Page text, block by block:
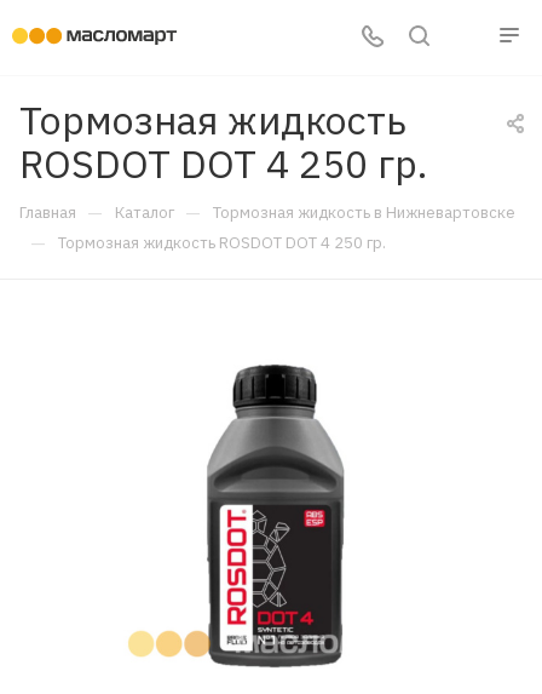
Тормозная жидкость
ROSDОТ DOT 4 250 гр.
Главная — Каталог — Тормозная жидкость в Нижневартовске
— Тормозная жидкость ROSDОТ DOT 4 250 гр.